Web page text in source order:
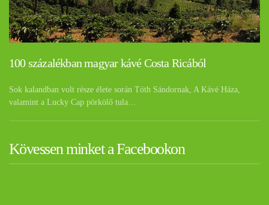
100 százalékban magyar kávé Costa Ricából
Sok kalandban volt része élete során Tóth Sándornak, A Kávé Háza,
valamint a Lucky Cap pörkölő tula…
Kövessen minket a Facebookon